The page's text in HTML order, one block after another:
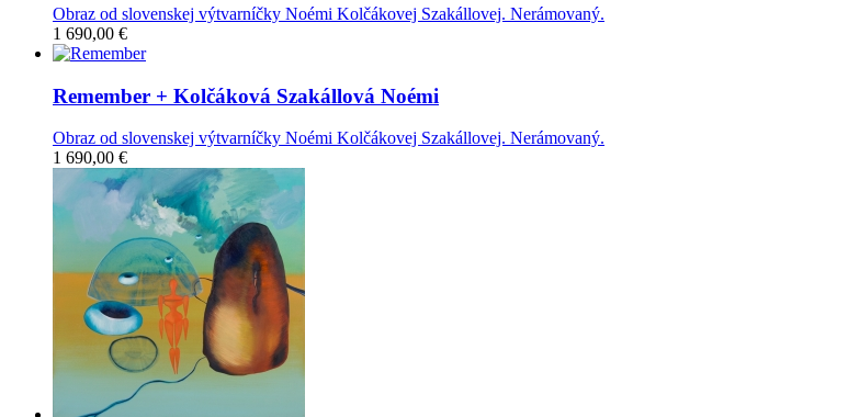
Obraz od slovenskej výtvarníčky Noémi Kolčákovej Szakállovej. Nerámovaný.
1 690,00 €
Remember + Kolčáková Szakállová Noémi
Obraz od slovenskej výtvarníčky Noémi Kolčákovej Szakállovej. Nerámovaný.
1 690,00 €